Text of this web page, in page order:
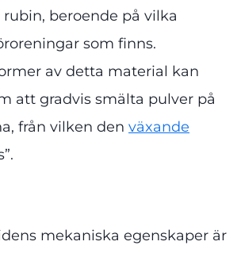
beroende på vilka
som finns.
av detta material kan
att gradvis smälta pulver på
från vilken den växande
mekaniska egenskaper är